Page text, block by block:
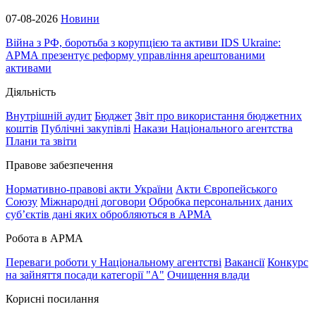
07-08-2026 Новини
Війна з РФ, боротьба з корупцією та активи IDS Ukraine:
АРМА презентує реформу управління арештованими
активами
Діяльність
Внутрішній аудит Бюджет Звіт про використання бюджетних
коштів Публічні закупівлі Накази Національного агентства
Плани та звіти
Правове забезпечення
Нормативно-правові акти України Акти Європейського
Союзу Міжнародні договори Обробка персональних даних
субʼєктів дані яких обробляються в АРМА
Робота в АРМА
Переваги роботи у Національному агентстві Вакансії Конкурс
на зайняття посади категорії "А" Очищення влади
Корисні посилання